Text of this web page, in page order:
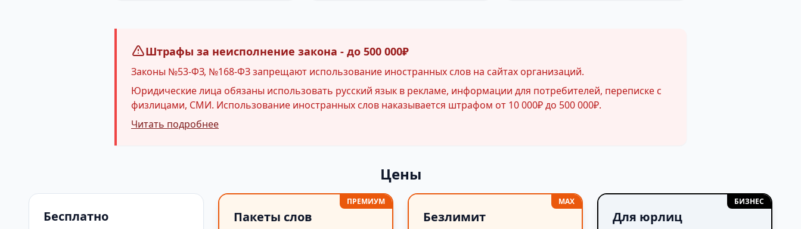
Штрафы за неисполнение закона - до 500 000₽
Законы №53-ФЗ, №168-ФЗ запрещают использование иностранных слов на сайтах организаций.
Юридические лица обязаны использовать русский язык в рекламе, информации для потребителей, переписке с
физлицами, СМИ. Использование иностранных слов наказывается штрафом от 10 000₽ до 500 000₽.
Читать подробнее
Цены
Бесплатно
ПРЕМИУМ
Пакеты слов
MAX
Безлимит
БИЗНЕС
Для юрлиц